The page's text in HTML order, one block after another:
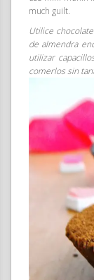
much guilt.
Utilice
de almendra
utilizar
comerlos sin